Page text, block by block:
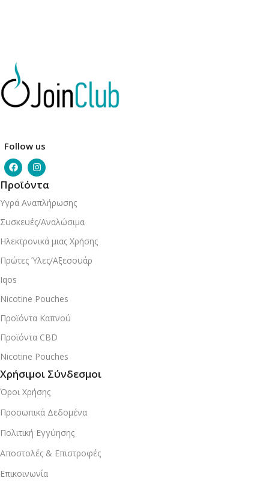
Follow us
Προϊόντα
Υγρά Αναπλήρωσης
Συσκευές/Αναλώσιμα
Ηλεκτρονικά μιας Χρήσης
Πρώτες Ύλες/Αξεσουάρ
Iqos
Nicotine Pouches
Προϊόντα Καπνού
Προϊόντα CBD
Nicotine Pouches
Χρήσιμοι Σύνδεσμοι
Όροι Χρήσης
Προσωπικά Δεδομένα
Πολιτική Εγγύησης
Αποστολές & Επιστροφές
Επικοινωνία